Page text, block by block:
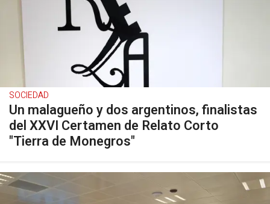
SOCIEDAD
Un malagueño y dos argentinos, finalistas
del XXVI Certamen de Relato Corto
"Tierra de Monegros"